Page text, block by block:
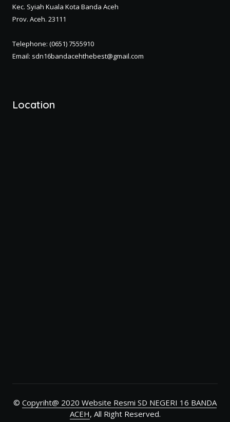
Kec. Syiah Kuala Kota Banda Aceh
Prov. Aceh. 23111
Telephone: (0651) 7555910
Email: sdn16bandacehthebest@gmail.com
Location
© Copyriht@ 2020 Website Resmi SD NEGERI 16 BANDA
ACEH, All Right Reserved.